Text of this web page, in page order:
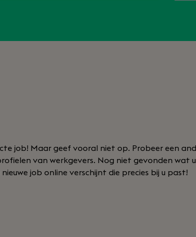
job! Maar geef vooral niet op. Probeer een
van werkgevers. Nog niet gevonden wat
job online verschijnt die precies bij u past!